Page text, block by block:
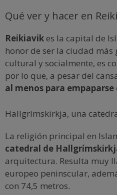
Qué ver y hacer en
Reikiavikes la capital de
honor de ser la ciudad más
cultural y socialmente, es
por lo que, a pesar del
al menos para
Hallgrímskirkja, una
La religión principal en
catedral de
arquitectura. Resulta muy
europeo peninscular,
con 74,5 metros.